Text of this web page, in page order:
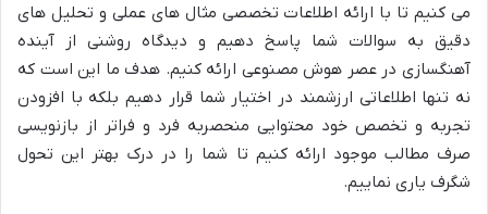
می کنیم تا با ارائه اطلاعات تخصصی مثال های عملی و تحلیل های
دقیق به سوالات شما پاسخ دهیم و دیدگاه روشنی از آینده
آهنگسازی در عصر هوش مصنوعی ارائه کنیم. هدف ما این است که
نه تنها اطلاعاتی ارزشمند در اختیار شما قرار دهیم بلکه با افزودن
تجربه و تخصص خود محتوایی منحصربه فرد و فراتر از بازنویسی
صرف مطالب موجود ارائه کنیم تا شما را در درک بهتر این تحول
شگرف یاری نماییم.